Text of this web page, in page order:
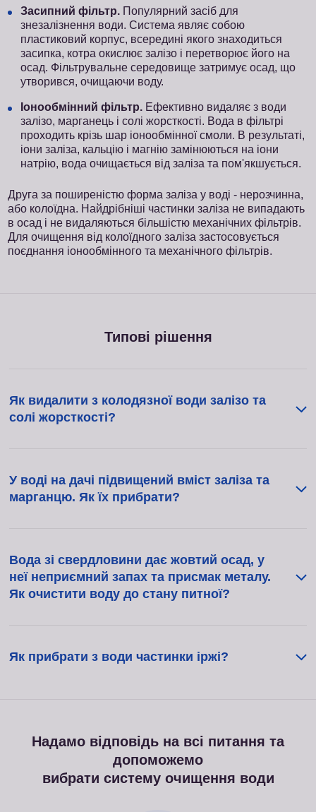
Засипний фільтр. Популярний засіб для
знезалізнення води. Система являє собою
пластиковий корпус, всередині якого знаходиться
засипка, котра окислює залізо і перетворює його на
осад. Фільтрувальне середовище затримує осад, що
утворився, очищаючи воду.
Іонообмінний фільтр. Ефективно видаляє з води
залізо, марганець і солі жорсткості. Вода в фільтрі
проходить крізь шар іонообмінної смоли. В результаті,
іони заліза, кальцію і магнію замінюються на іони
натрію, вода очищається від заліза та пом'якшується.
Друга за поширеністю форма заліза у воді - нерозчинна,
або колоїдна. Найдрібніші частинки заліза не випадають
в осад і не видаляються більшістю механічних фільтрів.
Для очищення від колоїдного заліза застосовується
поєднання іонообмінного та механічного фільтрів.
Типові рішення
Як видалити з колодязної води залізо та
солі жорсткості?
У воді на дачі підвищений вміст заліза та
марганцю. Як їх прибрати?
Вода зі свердловини дає жовтий осад, у
неї неприємний запах та присмак металу.
Як очистити воду до стану питної?
Як прибрати з води частинки іржі?
Надамо відповідь на всі питання та
допоможемо
вибрати систему очищення води